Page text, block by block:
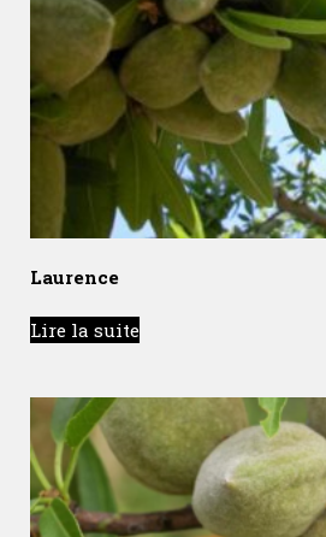
Laurence
Lire la suite